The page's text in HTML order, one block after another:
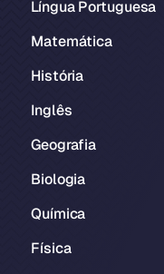
Língua Portuguesa
Matemática
História
Inglês
Geografia
Biologia
Química
Física